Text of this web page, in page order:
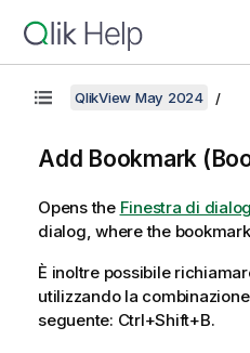
QlikView May 2024
Add Bookmark
Opens the Finestra di
dialog, where the
È inoltre possibile
utilizzando la
seguente: Ctrl+Shift+B.